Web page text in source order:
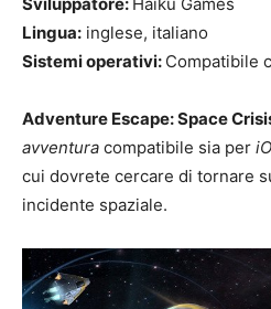
Lingua: inglese, italiano
Sistemi operativi: Compatibile
Adventure Escape: Space
avventura compatibile sia per
cui dovrete cercare di tornare
incidente spaziale.